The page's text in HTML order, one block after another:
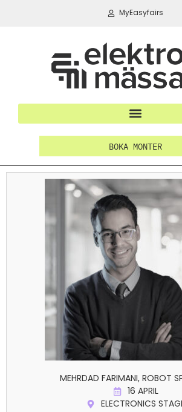
MyEasyfairs
BOKA MONTER
MEHRDAD FARIMANI, ROBOT
16 APRIL
ELECTRONICS